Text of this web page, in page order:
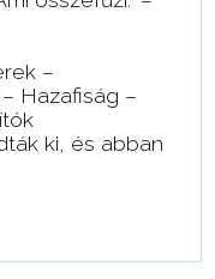
–
Hazafiság –
ki, és abban